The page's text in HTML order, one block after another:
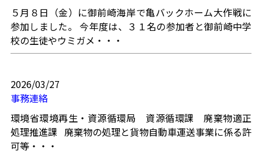
５月８日（金）に御前崎海岸で亀バックホーム大作戦に
参加しました。 今年度は、３１名の参加者と御前崎中学
校の生徒やウミガメ・・・
2026/03/27
事務連絡
環境省環境再生・資源循環局 資源循環課 廃棄物適正
処理推進課 廃棄物の処理と貨物自動車運送事業に係る許
可等・・・